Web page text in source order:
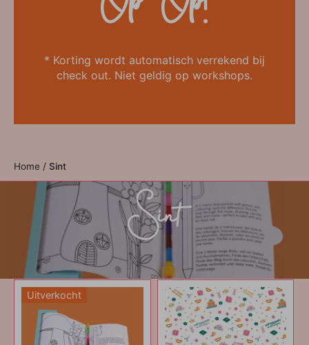
* Korting wordt automatisch verrekend bij
check out. Niet geldig op workshops.
Home / Sint
Sint
Uitverkocht